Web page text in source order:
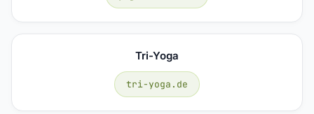
Tri-Yoga
tri-yoga.de